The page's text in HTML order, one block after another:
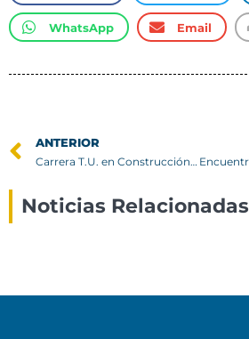
WhatsApp Email
ANTERIOR
Carrera T.U. en Construcción inicia proceso de certificación 2021
Noticias Relacionadas